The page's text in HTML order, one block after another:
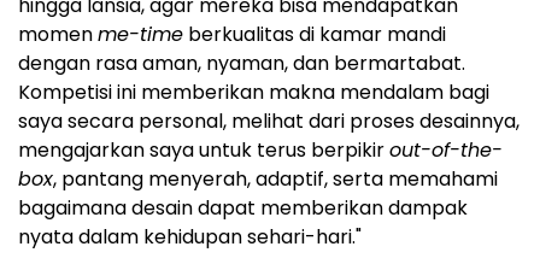
hingga lansia, agar mereka bisa mendapatkan
momenme-time berkualitas di kamar mandi
dengan rasa aman, nyaman, dan bermartabat.
Kompetisi ini memberikan makna mendalam bagi
saya secara personal, melihat dari proses desainnya,
mengajarkan saya untuk terus berpikirout-of-the-
box, pantang menyerah, adaptif, serta memahami
bagaimana desain dapat memberikan dampak
nyata dalam kehidupan sehari-hari."